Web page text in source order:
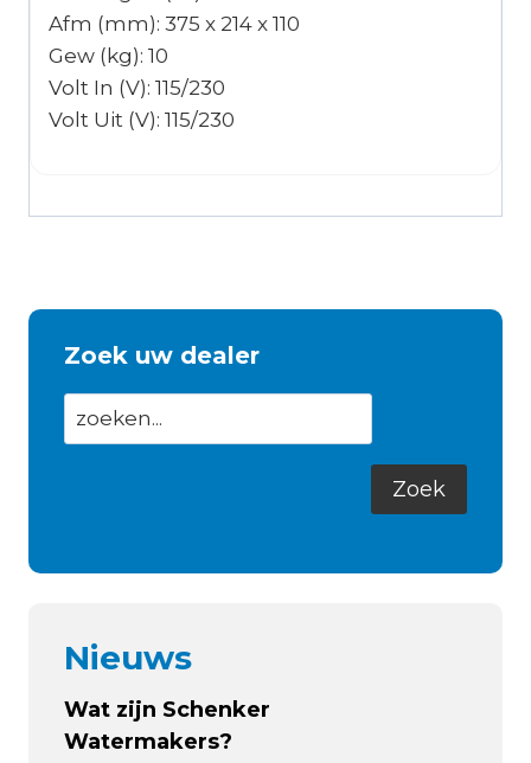
Afm (mm): 375 x 214 x 110
Gew (kg): 10
Volt In (V): 115/230
Volt Uit (V): 115/230
Zoek uw dealer
Nieuws
Wat zijn Schenker
Watermakers?